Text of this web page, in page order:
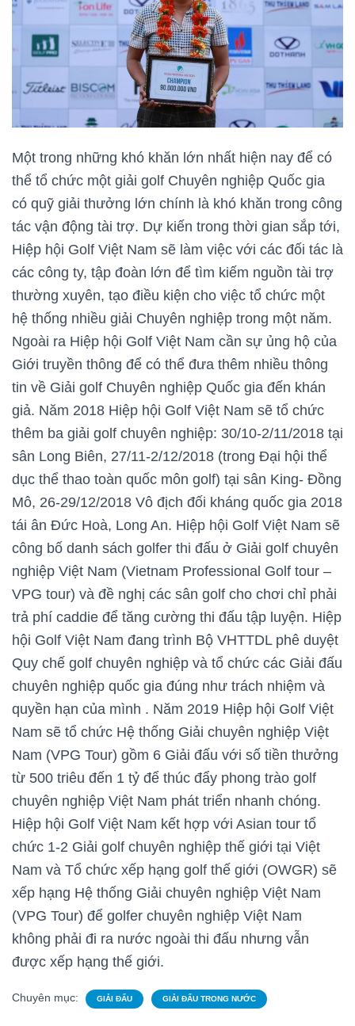
Một trong những khó khăn lớn nhất hiện nay để có
thể tổ chức một giải golf Chuyên nghiệp Quốc gia
có quỹ giải thưởng lớn chính là khó khăn trong công
tác vận động tài trợ. Dự kiến trong thời gian sắp tới,
Hiệp hội Golf Việt Nam sẽ làm việc với các đối tác là
các công ty, tập đoàn lớn để tìm kiếm nguồn tài trợ
thường xuyên, tạo điều kiện cho việc tổ chức một
hệ thống nhiều giải Chuyên nghiệp trong một năm.
Ngoài ra Hiệp hội Golf Việt Nam cần sự ủng hộ của
Giới truyền thông để có thể đưa thêm nhiều thông
tin về Giải golf Chuyên nghiệp Quốc gia đến khán
giả. Năm 2018 Hiệp hội Golf Việt Nam sẽ tổ chức
thêm ba giải golf chuyên nghiệp: 30/10-2/11/2018 tại
sân Long Biên, 27/11-2/12/2018 (trong Đại hội thể
dục thể thao toàn quốc môn golf) tại sân King- Đồng
Mô, 26-29/12/2018 Vô địch đối kháng quốc gia 2018
tái ân Đức Hoà, Long An. Hiệp hội Golf Việt Nam sẽ
công bố danh sách golfer thi đấu ở Giải golf chuyên
nghiệp Việt Nam (Vietnam Professional Golf tour –
VPG tour) và đề nghị các sân golf cho chơi chỉ phải
trả phí caddie để tăng cường thi đấu tập luyện. Hiệp
hội Golf Việt Nam đang trình Bộ VHTTDL phê duyệt
Quy chế golf chuyên nghiệp và tổ chức các Giải đấu
chuyên nghiệp quốc gia đúng như trách nhiệm và
quyền hạn của mình . Năm 2019 Hiệp hội Golf Việt
Nam sẽ tổ chức Hệ thống Giải chuyên nghiệp Việt
Nam (VPG Tour) gồm 6 Giải đấu với số tiền thưởng
từ 500 triêu đến 1 tỷ để thúc đẩy phong trào golf
chuyên nghiệp Việt Nam phát triển nhanh chóng.
Hiệp hội Golf Việt Nam kết hợp với Asian tour tổ
chức 1-2 Giải golf chuyên nghiệp thế giới tại Việt
Nam và Tổ chức xếp hạng golf thế giới (OWGR) sẽ
xếp hạng Hệ thống Giải chuyên nghiệp Việt Nam
(VPG Tour) để golfer chuyên nghiệp Việt Nam
không phải đi ra nước ngoài thi đấu nhưng vẫn
được xếp hạng thế giới.
Chuyên mục: GIẢI ĐẤU GIẢI ĐẤU TRONG NƯỚC